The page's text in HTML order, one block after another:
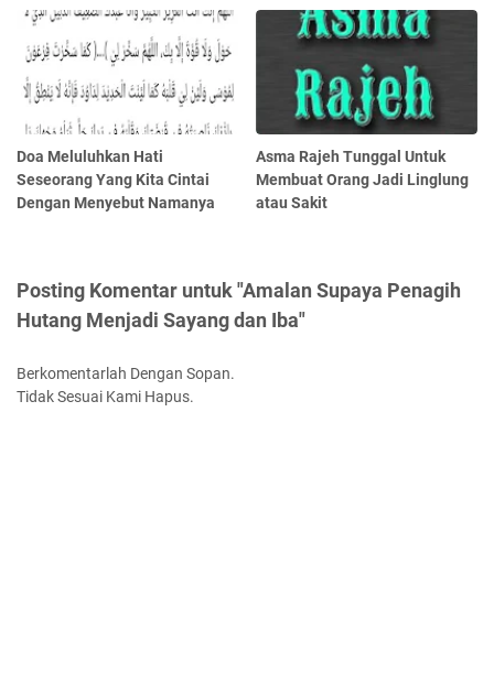
Doa Meluluhkan Hati
Seseorang Yang Kita Cintai
Dengan Menyebut Namanya
Asma Rajeh Tunggal Untuk
Membuat Orang Jadi Linglung
atau Sakit
Posting Komentar untuk "Amalan Supaya Penagih
Hutang Menjadi Sayang dan Iba"
Berkomentarlah Dengan Sopan.
Tidak Sesuai Kami Hapus.